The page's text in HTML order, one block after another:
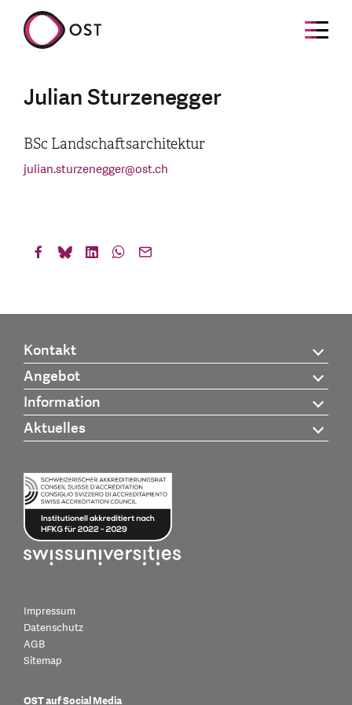
Julian Sturzenegger
BSc Landschaftsarchitektur
julian.sturzenegger@ost.ch
Kontakt
Angebot
Information
Aktuelles
Impressum
Datenschutz
AGB
Sitemap
OST auf Social Media